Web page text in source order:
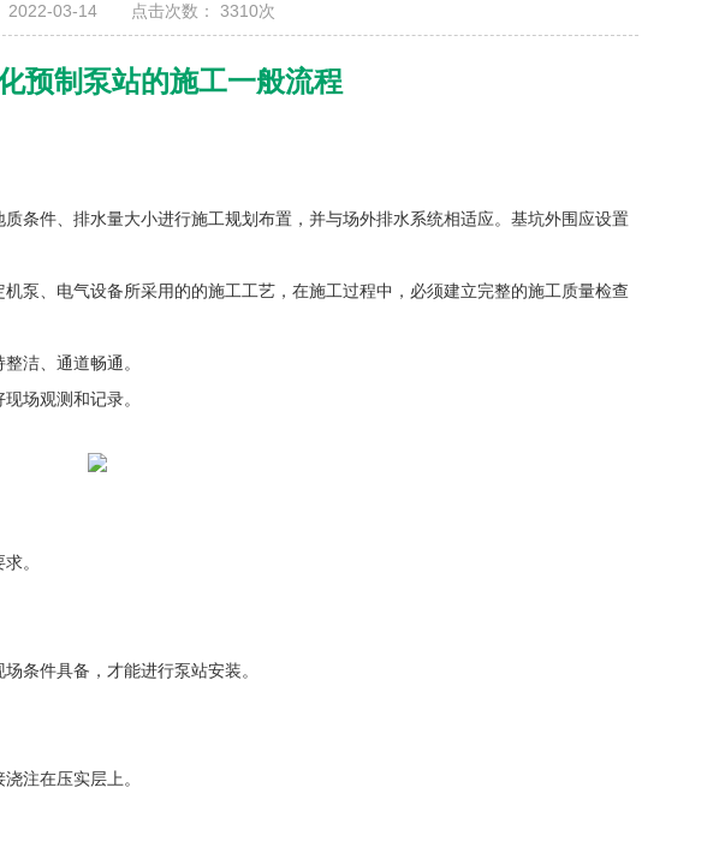
2022-03-14 点击次数： 3310次
预制泵站的施工一般流程
条件、排水量大小进行施工规划布置，并与场外排水系统相适应。基坑外围应设置
泵、电气设备所采用的的施工工艺，在施工过程中，必须建立完整的施工质量检查
洁、通道畅通。
场观测和记录。
。
条件具备，才能进行泵站安装。
注在压实层上。